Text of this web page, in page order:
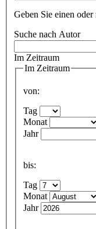
Geben Sie einen
Suche nach Autor
Im Zeitraum
Im Zeitraum
von:
Tag
Monat
Jahr
bis:
Tag
Monat
Jahr